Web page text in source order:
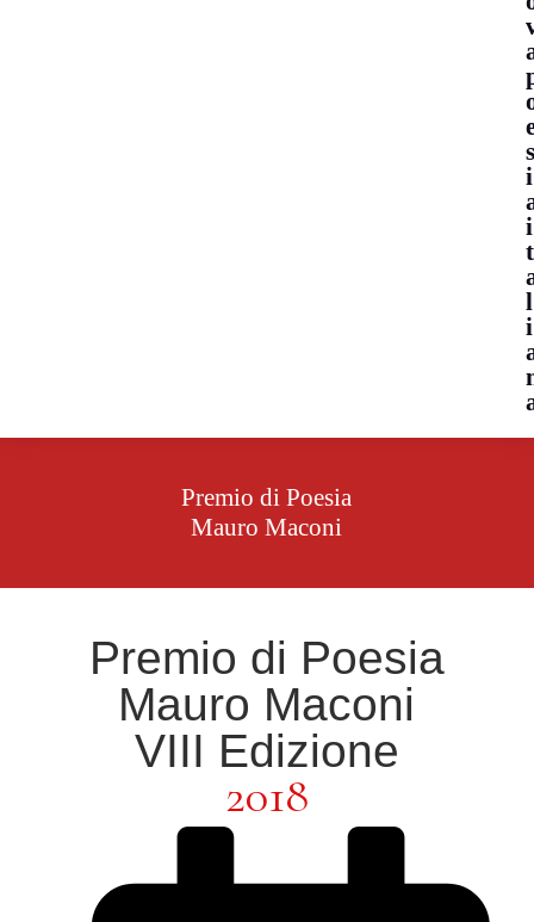
i
i
t
l
i
Premio di Poesia
Mauro Maconi
Premio di Poesia
Mauro Maconi
VIII Edizione
2018